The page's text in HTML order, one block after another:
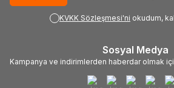
KVKK Sözleşmesi'ni okudum,
Sosyal Medya
Kampanya ve indirimlerden haberdar olmak